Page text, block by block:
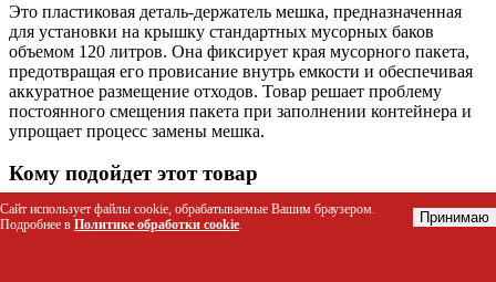
Это пластиковая деталь-держатель мешка, предназначенная
для установки на крышку стандартных мусорных баков
объемом 120 литров. Она фиксирует края мусорного пакета,
предотвращая его провисание внутрь емкости и обеспечивая
аккуратное размещение отходов. Товар решает проблему
постоянного смещения пакета при заполнении контейнера и
упрощает процесс замены мешка.
Кому подойдет этот товар
Управляющие компании и ТСЖ для обслуживания
общих мусорных площадок
Сайт использует файлы cookie, обрабатываемые Вашим браузером.
Подробнее в Политике обработки cookie. Принимаю